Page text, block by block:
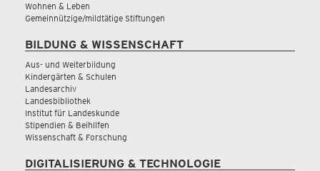
Wohnen & Leben
Gemeinnützige/mildtätige Stiftungen
BILDUNG & WISSENSCHAFT
Aus- und Weiterbildung
Kindergärten & Schulen
Landesarchiv
Landesbibliothek
Institut für Landeskunde
Stipendien & Beihilfen
Wissenschaft & Forschung
DIGITALISIERUNG & TECHNOLOGIE